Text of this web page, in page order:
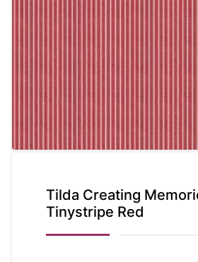
Tilda Creating
Tinystripe Red